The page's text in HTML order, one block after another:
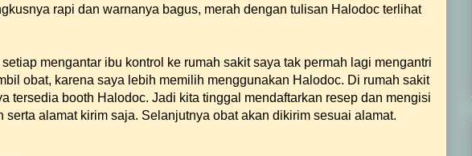
rapi dan warnanya bagus, merah dengan tulisan Halodoc terlihat
mengantar ibu kontrol ke rumah sakit saya tak permah lagi mengantri
obat, karena saya lebih memilih menggunakan Halodoc. Di rumah sakit
tersedia booth Halodoc. Jadi kita tinggal mendaftarkan resep dan mengisi
serta alamat kirim saja. Selanjutnya obat akan dikirim sesuai alamat.